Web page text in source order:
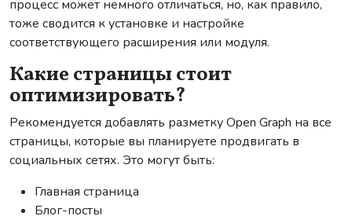
процесс может немного отличаться, но, как правило,
тоже сводится к установке и настройке
соответствующего расширения или модуля.
Какие страницы стоит
оптимизировать?
Рекомендуется добавлять разметку Open Graph на все
страницы, которые вы планируете продвигать в
социальных сетях. Это могут быть:
Главная страница
Блог-посты